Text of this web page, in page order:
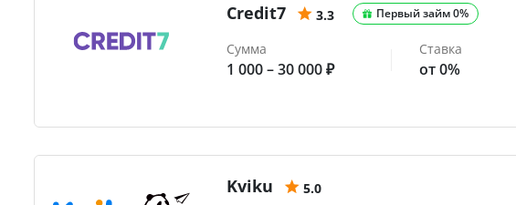
Credit7 3.3 Первый займ 0%
Сумма
1 000 – 30 000 ₽
Ставка
от 0%
Kviku
5.0